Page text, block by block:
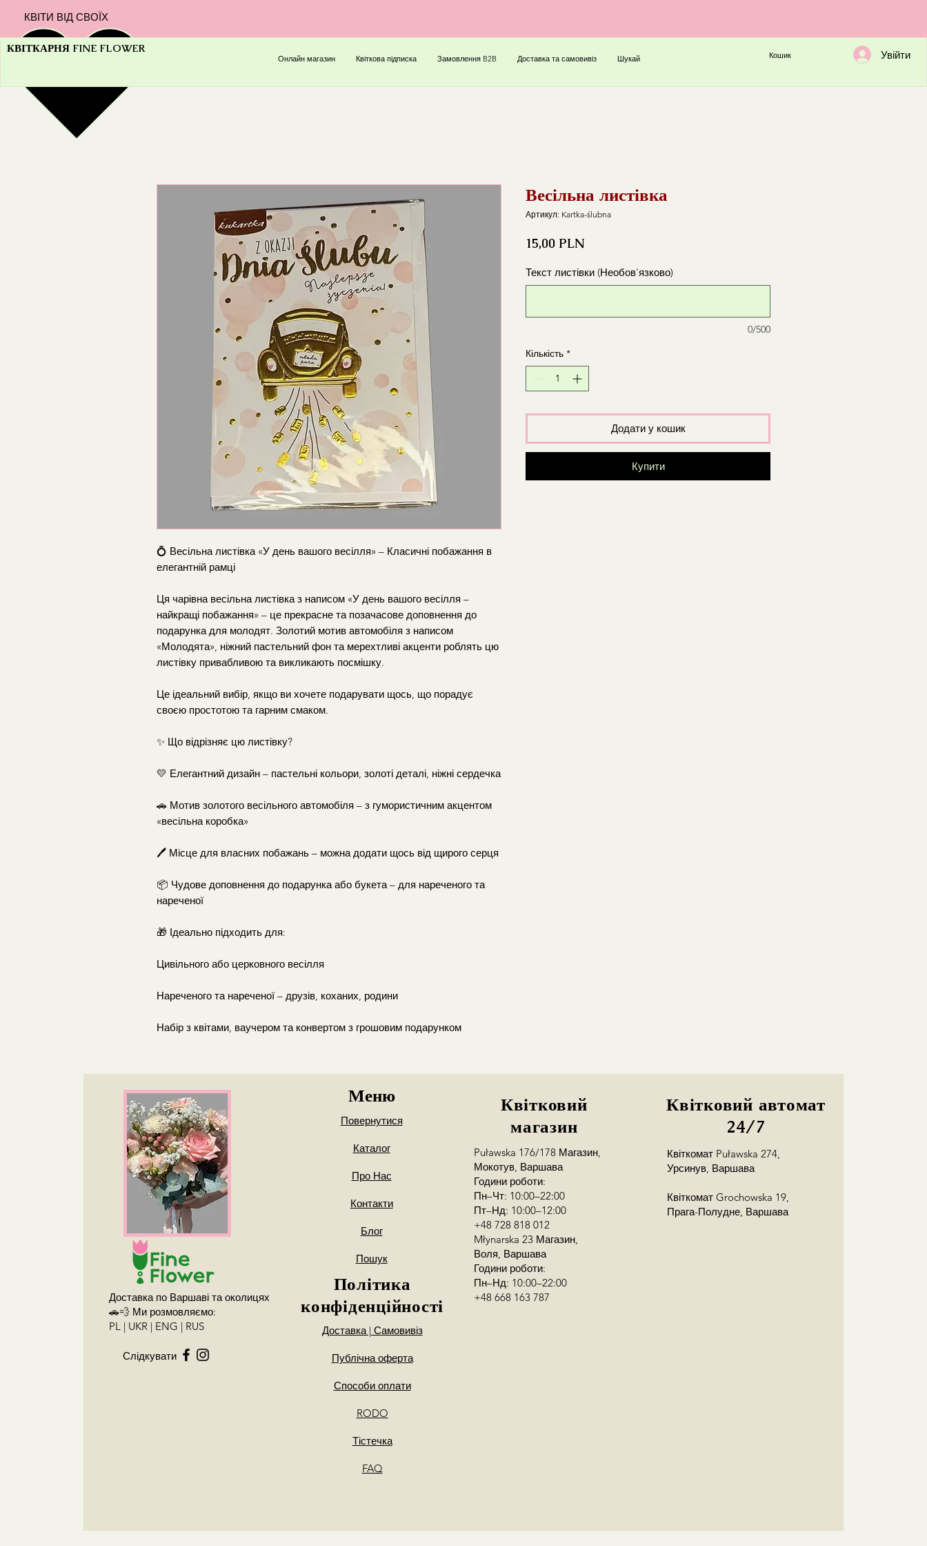
КВІТИ ВІД СВОЇХ
КВІТКАРНЯ FINE FLOWER
Онлайн магазин Квіткова підписка Замовлення B2B Доставка та самовивіз Шукай Кошик Увійти
💍 Весільна листівка «У день вашого весілля» – Класичні побажання в
елегантній рамці
Ця чарівна весільна листівка з написом «У день вашого весілля –
найкращі побажання» – це прекрасне та позачасове доповнення до
подарунка для молодят. Золотий мотив автомобіля з написом
«Молодята», ніжний пастельний фон та мерехтливі акценти роблять цю
листівку привабливою та викликають посмішку.
Це ідеальний вибір, якщо ви хочете подарувати щось, що порадує
своєю простотою та гарним смаком.
✨ Що відрізняє цю листівку?
💛 Елегантний дизайн – пастельні кольори, золоті деталі, ніжні сердечка
🚗 Мотив золотого весільного автомобіля – з гумористичним акцентом
«весільна коробка»
🖊️ Місце для власних побажань – можна додати щось від щирого серця
📦 Чудове доповнення до подарунка або букета – для нареченого та
нареченої
🎁 Ідеально підходить для:
Цивільного або церковного весілля
Нареченого та нареченої – друзів, коханих, родини
Набір з квітами, ваучером та конвертом з грошовим подарунком
Весільна листівка
Артикул: Kartka-ślubna
15,00 PLNЦіна
Текст листівки (Необов'язково)
0/500
Кількість *
Додати у кошик
Купити
Доставка по Варшаві та околицях
🚗💨 Ми розмовляємо:
PL | UKR | ENG | RUS
Слідкувати
Меню
Повернутися
Каталог
Про Нас
Контакти
Блог
Пошук
Політика
конфіденційності
Доставка | Самовивіз
Публічна оферта
Способи оплати
RODO
Тістечка
FAQ
Квітковий
магазин
Puławska 176/178 Магазин,
Мокотув, Варшава
Години роботи:
Пн–Чт: 10:00–22:00
Пт–Нд: 10:00–12:00
+48 728 818 012
Młynarska 23 Магазин,
Воля, Варшава
Години роботи:
Пн–Нд: 10:00–22:00
+48 668 163 787
Квітковий автомат
24/7
Квіткомат Puławska 274,
Урсинув, Варшава
Квіткомат Grochowska 19,
Прага-Полудне, Варшава